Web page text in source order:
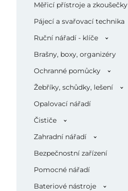
Měřicí přístroje a zkoušečky
Pájecí a svařovací technika
Ruční nářadí - klíče
Brašny, boxy, organizéry
Ochranné pomůcky
Žebříky, schůdky, lešení
Opalovací nářadí
Čističe
Zahradní nářadí
Bezpečnostní zařízení
Pomocné nářadí
Bateriové nástroje